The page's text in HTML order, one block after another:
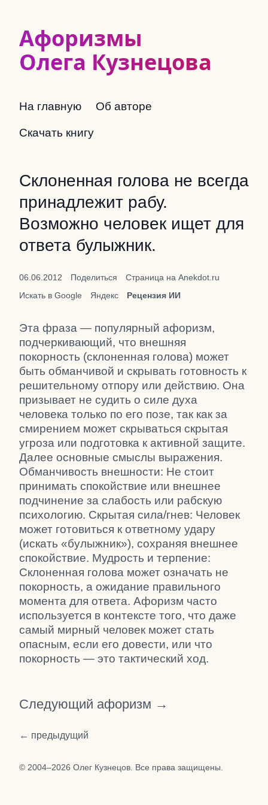
Афоризмы
Олега Кузнецова
На главную Об авторе
Скачать книгу
Склоненная голова не всегда
принадлежит рабу.
Возможно человек ищет для
ответа булыжник.
06.06.2012 Поделиться
Страница на Anekdot.ru
Искать в Google
Яндекс Рецензия ИИ
Эта фраза — популярный афоризм,
подчеркивающий, что внешняя
покорность (склоненная голова) может
быть обманчивой и скрывать готовность к
решительному отпору или действию. Она
призывает не судить о силе духа
человека только по его позе, так как за
смирением может скрываться скрытая
угроза или подготовка к активной защите.
Далее основные смыслы выражения.
Обманчивость внешности: Не стоит
принимать спокойствие или внешнее
подчинение за слабость или рабскую
психологию. Скрытая сила/гнев: Человек
может готовиться к ответному удару
(искать «булыжник»), сохраняя внешнее
спокойствие. Мудрость и терпение:
Склоненная голова может означать не
покорность, а ожидание правильного
момента для ответа. Афоризм часто
используется в контексте того, что даже
самый мирный человек может стать
опасным, если его довести, или что
покорность — это тактический ход.
Следующий афоризм →
← предыдущий
© 2004–2026 Олег Кузнецов. Все права защищены.